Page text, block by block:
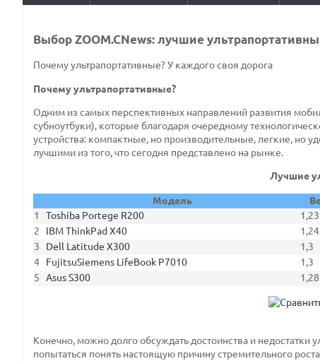
Выбор ZOOM.CNews: лучшие
Почему ультрапортативные?У каждого своя дорога
Почему ультрапортативные?
Одним из самых перспективных направлений развития
субноутбуки), которые благодаря очередному
устройства: компактные, но производительные, легкие,
лучшими из того, что сегодня представлено на рынке.
Лучшие
Модель
1
Toshiba Portege R200 1,23
2
IBM ThinkPad X40 1,24
3
Dell Latitude X300 1,3
4
FujitsuSiemens LifeBook P7010 1,3
5
Asus S300 1,28
Конечно, можно долго обсуждать достоинства и недостатки
попытаться понять настоящую причину стремительного